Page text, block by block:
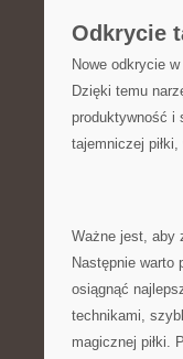
Odkrycie⁢
Nowe ​odkrycie
Dzięki temu
‍produktywność i
tajemniczej
Ważne jest, aby
Następnie warto
osiągnąć
technikami,
magicznej piłki.